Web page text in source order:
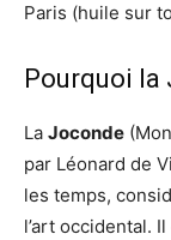
Paris (huile sur
Pourquoi la
La Joconde
par Léonard de
les temps,
l’art occidental.